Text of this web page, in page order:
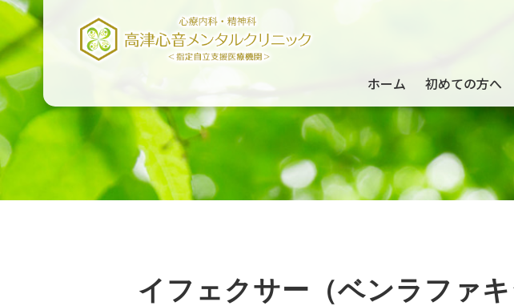
ホーム 初めての方へ
イフェクサー（ベンラファ